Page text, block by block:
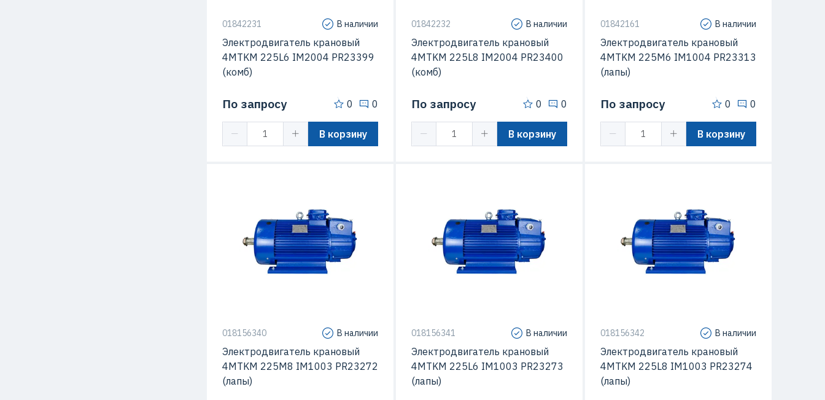
01842231 В наличии
Электродвигатель крановый
4MTKM 225L6 IM2004 PR23399
(комб)
По запросу 0 0
В корзину
01842232 В наличии
Электродвигатель крановый
4MTKM 225L8 IM2004 PR23400
(комб)
По запросу 0 0
В корзину
01842161 В наличии
Электродвигатель крановый
4MTKM 225M6 IM1004 PR23313
(лапы)
По запросу 0 0
В корзину
018156340 В наличии
Электродвигатель крановый
4MTKM 225M8 IM1003 PR23272
(лапы)
018156341 В наличии
Электродвигатель крановый
4MTKM 225L6 IM1003 PR23273
(лапы)
018156342 В наличии
Электродвигатель крановый
4MTKM 225L8 IM1003 PR23274
(лапы)